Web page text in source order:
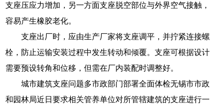
支座压应力增加，另一方面支座脱空部位与外界空气接触，
容易产生橡胶老化。
支座出厂时，应由生产厂家将支座调平，并拧紧连接螺
栓，防止运输安装过程中发生转动和倾覆。支座可根据设计
需要预设转角和位移，但需在厂内装配时调整好。
城市建筑支座问题多市政部门部署全面体检无锡市市政
和园林局近日要求相关管养单位对所管辖建筑的支座进行一